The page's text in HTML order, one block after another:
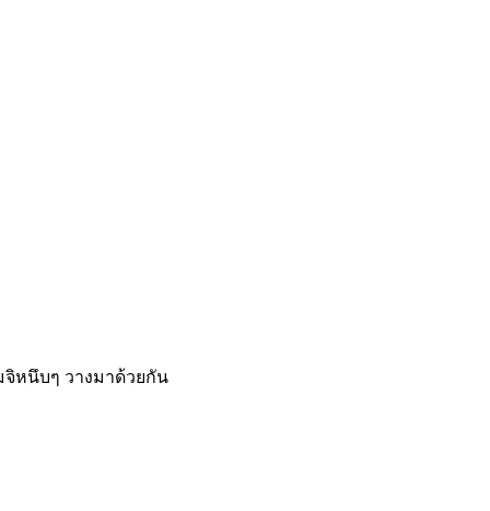
หนึบๆ วางมาด้วยกัน